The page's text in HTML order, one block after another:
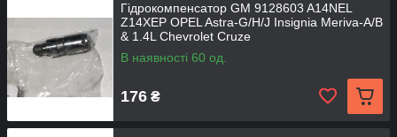
Гідрокомпенсатор GM 9128603 A14NEL
Z14XEP OPEL Astra-G/H/J Insignia Meriva-A/B
& 1.4L Chevrolet Cruze
В наявності 60 од.
176 ₴